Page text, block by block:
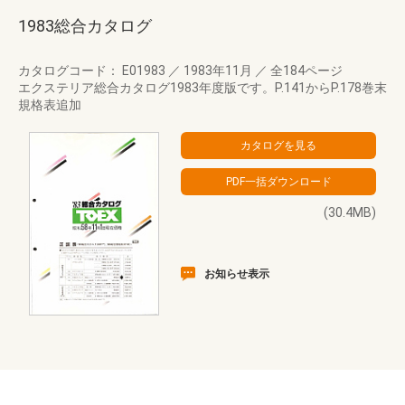
1983総合カタログ
カタログコード： E01983 ／ 1983年11月 ／ 全184ページ
エクステリア総合カタログ1983年度版です。P.141からP.178巻末
規格表追加
(30.4MB)
お知らせ表示